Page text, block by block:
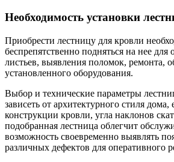
Необходимость установки
Приобрести лестницу для кровли
беспрепятственно подняться на нее для
листьев, выявления поломок, ремонта,
установленного оборудования.
Выбор и технические параметры
зависеть от архитектурного стиля дома,
конструкции кровли, угла наклонов
подобранная лестница облегчит
возможность своевременно выявлять
различных дефектов для оперативного